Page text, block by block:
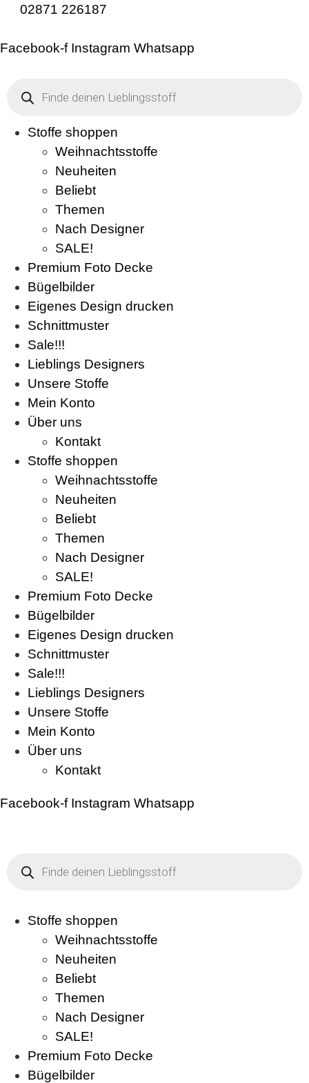
02871 226187
Facebook-f Instagram Whatsapp
search
Stoffe shoppen
Weihnachtsstoffe
Neuheiten
Beliebt
Themen
Nach Designer
SALE!
Premium Foto Decke
Bügelbilder
Eigenes Design drucken
Schnittmuster
Sale!!!
Lieblings Designers
Unsere Stoffe
Mein Konto
Über uns
Kontakt
Stoffe shoppen
Weihnachtsstoffe
Neuheiten
Beliebt
Themen
Nach Designer
SALE!
Premium Foto Decke
Bügelbilder
Eigenes Design drucken
Schnittmuster
Sale!!!
Lieblings Designers
Unsere Stoffe
Mein Konto
Über uns
Kontakt
Facebook-f Instagram Whatsapp
search
Stoffe shoppen
Weihnachtsstoffe
Neuheiten
Beliebt
Themen
Nach Designer
SALE!
Premium Foto Decke
Bügelbilder